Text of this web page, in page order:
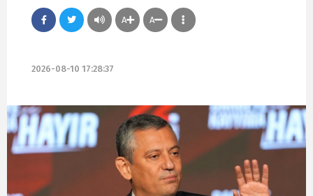
A A
2026-08-10 17:28:37